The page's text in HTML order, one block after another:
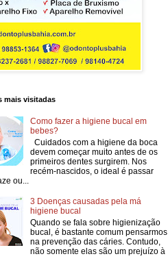
mais visitadas
Como fazer a higiene bucal em
bebes?
Cuidados com a higiene da boca
devem começar muito antes de os
primeiros dentes surgirem. Nos
recém-nascidos, o ideal é passar
ou...
3 Doenças causadas pela má
higiene bucal
Quando se fala sobre higienização
bucal, é bastante comum pensarmos
na prevenção das cáries. Contudo,
não somente elas são um prejuízo à